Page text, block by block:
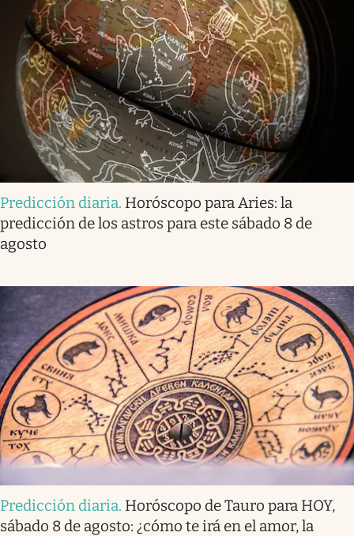
Predicción diaria. Horóscopo para Aries: la
predicción de los astros para este sábado 8 de
agosto
Predicción diaria. Horóscopo de Tauro para HOY,
sábado 8 de agosto: ¿cómo te irá en el amor, la